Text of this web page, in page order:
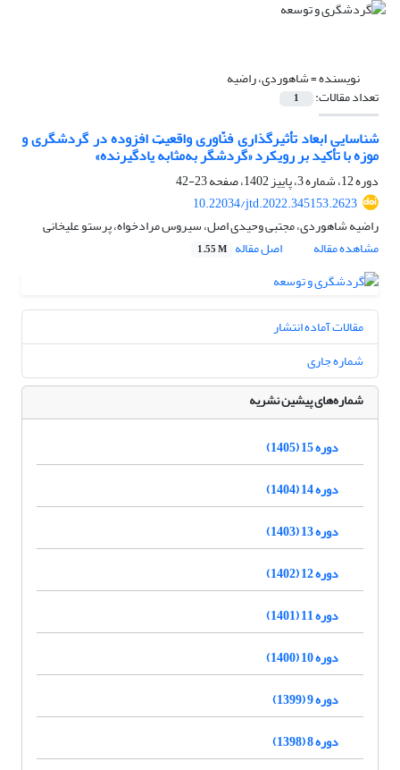
نویسنده =شاهوردی، راضیه
تعداد مقالات: 1
شناسایی ابعاد تأثیرگذاری فنّاوری واقعیت افزوده در گردشگری و
موزه با تأکید بر رویکرد «گردشگر به‌مثابهٔ یادگیرنده»
دوره 12، شماره 3، پاییز 1402، صفحه
23-42
10.22034/jtd.2022.345153.2623
راضیه شاهوردی، مجتبی وحیدی اصل، سیروس مرادخواه، پرستو علیخانی
مشاهده مقاله
اصل مقاله 1.55 M
مقالات آماده انتشار
شماره جاری
شماره‌های پیشین نشریه
دوره 15 (1405)
دوره 14 (1404)
دوره 13 (1403)
دوره 12 (1402)
دوره 11 (1401)
دوره 10 (1400)
دوره 9 (1399)
دوره 8 (1398)